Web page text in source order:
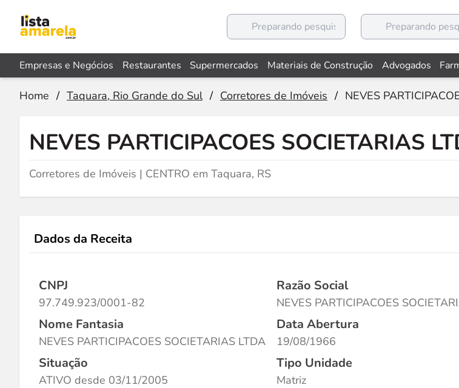
Empresas e Negócios Restaurantes Supermercados Materiais de Construção Advogados
Home / Taquara, Rio Grande do Sul / Corretores de Imóveis / NEVES
NEVES PARTICIPACOES SOCIETARIAS
Corretores de Imóveis | CENTRO em Taquara, RS
Dados da Receita
CNPJ
97.749.923/0001-82
Razão Social
NEVES PARTICIPACOES
Nome Fantasia
NEVES PARTICIPACOES SOCIETARIAS LTDA
Data Abertura
19/08/1966
Situação
ATIVO desde 03/11/2005
Tipo Unidade
Matriz